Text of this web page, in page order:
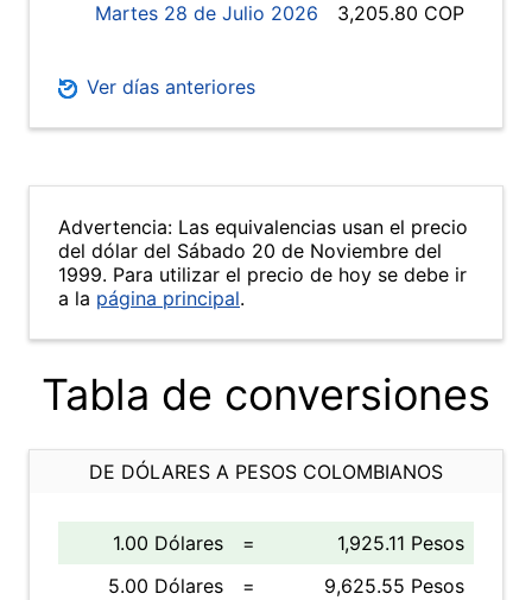
Martes 28 de Julio 2026
3,205.80 COP
Ver días anteriores
Advertencia: Las equivalencias usan el precio
del dólar del Sábado 20 de Noviembre del
1999. Para utilizar el precio de hoy se debe ir
a la página principal.
Tabla de conversiones
DE DÓLARES A PESOS COLOMBIANOS
1.00 Dólares =
1,925.11 Pesos
5.00 Dólares
=
9,625.55 Pesos